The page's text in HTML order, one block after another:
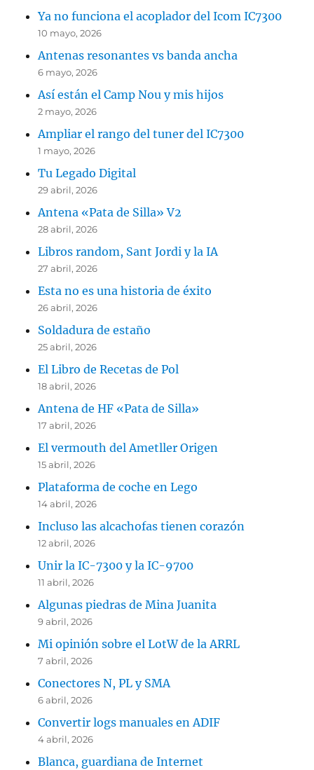
Ya no funciona el acoplador del Icom IC7300
10 mayo, 2026
Antenas resonantes vs banda ancha
6 mayo, 2026
Así están el Camp Nou y mis hijos
2 mayo, 2026
Ampliar el rango del tuner del IC7300
1 mayo, 2026
Tu Legado Digital
29 abril, 2026
Antena «Pata de Silla» V2
28 abril, 2026
Libros random, Sant Jordi y la IA
27 abril, 2026
Esta no es una historia de éxito
26 abril, 2026
Soldadura de estaño
25 abril, 2026
El Libro de Recetas de Pol
18 abril, 2026
Antena de HF «Pata de Silla»
17 abril, 2026
El vermouth del Ametller Origen
15 abril, 2026
Plataforma de coche en Lego
14 abril, 2026
Incluso las alcachofas tienen corazón
12 abril, 2026
Unir la IC-7300 y la IC-9700
11 abril, 2026
Algunas piedras de Mina Juanita
9 abril, 2026
Mi opinión sobre el LotW de la ARRL
7 abril, 2026
Conectores N, PL y SMA
6 abril, 2026
Convertir logs manuales en ADIF
4 abril, 2026
Blanca, guardiana de Internet